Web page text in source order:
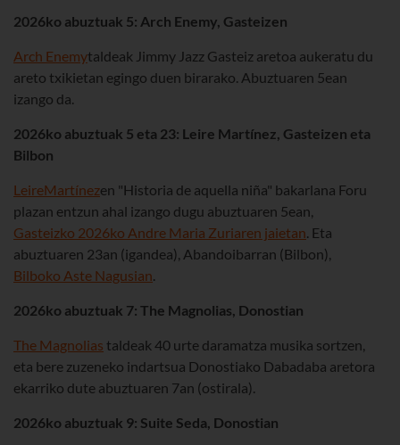
2026ko abuztuak 5: Arch Enemy, Gasteizen
Arch Enemytaldeak Jimmy Jazz Gasteiz aretoa aukeratu du
areto txikietan egingo duen birarako. Abuztuaren 5ean
izango da.
2026ko abuztuak 5 eta 23: Leire Martínez, Gasteizen eta
Bilbon
LeireMartínezen "Historia de aquella niña" bakarlana Foru
plazan entzun ahal izango dugu abuztuaren 5ean,
Gasteizko 2026ko Andre Maria Zuriaren jaietan. Eta
abuztuaren 23an (igandea), Abandoibarran (Bilbon),
Bilboko Aste Nagusian.
2026ko abuztuak 7: The Magnolias, Donostian
The Magnolias taldeak 40 urte daramatza musika sortzen,
eta bere zuzeneko indartsua Donostiako Dabadaba aretora
ekarriko dute abuztuaren 7an (ostirala).
2026ko abuztuak 9: Suite Seda, Donostian